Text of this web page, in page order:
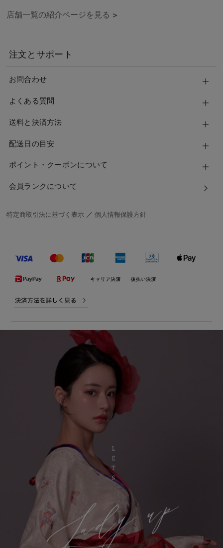
店舗一覧の紹介ページを見る >
注文とサポート
お問合わせ
よくある質問
送料と決済方法
配送日の目安
ポイント・クーポンについて
会員ランクについて
特定商取引法に基づく表示 ／個人情報保護方針